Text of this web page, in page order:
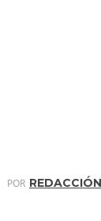
POR REDACCIÓN